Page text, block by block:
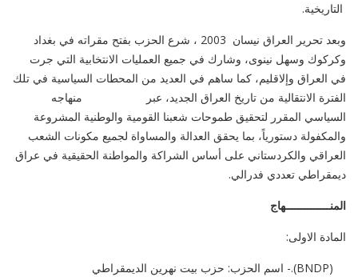
وبعد تحرير العراق نيسان 2003 ، شرع الحزب بفتح مقراته في بغداد
وكركوك وسهل نينوى، وشارك في جميع العمليات الانتخابية التي جرت
في العراق وإلاقليم، كما ساهم في العديد من المحطات السياسية في تلك
الفترة الانتقالية من تاريخ العراق الجديد، عبر منهاجه
السياسي المقرر لتحقيق طموحات شعبنا القومية والوطنية المشروعة
والمكفولة دستورياً، بما يحقق العدالة والمساواة لجميع مكونات الشعب
العراقي والكردستاني على أساس الشراكة والمواطنة الحقيقية في عراق
ديمقراطي تعددي فدرالي.
المنــــــــــــــهاج
المادة الاولى:
(BNDP).- اسم الحزب: حزب بيت نهرين الديمقراطي